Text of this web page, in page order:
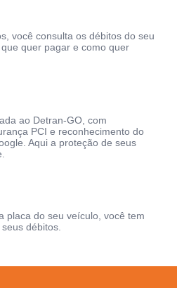
você consulta os débitos do seu
quer pagar e como quer
ao Detran-GO, com
PCI e reconhecimento do
Aqui a proteção de seus
placa do seu veículo, você tem
débitos.